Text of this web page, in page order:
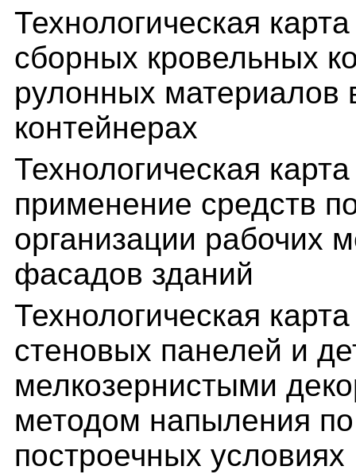
Технологическая
сборных кровельных
рулонных материалов
контейнерах
Технологическая
применение средств
организации рабочих
фасадов зданий
Технологическая
стеновых панелей и
мелкозернистыми
методом напыления
построечных условиях